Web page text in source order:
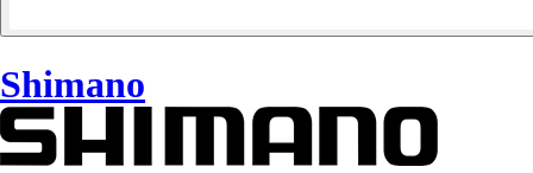
Shimano